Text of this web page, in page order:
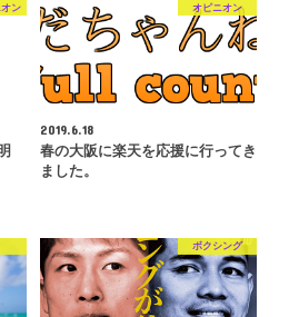
ン オピニオン
2019.6.18
春の大阪に楽天を応援に行ってき
ました。
ボクシング